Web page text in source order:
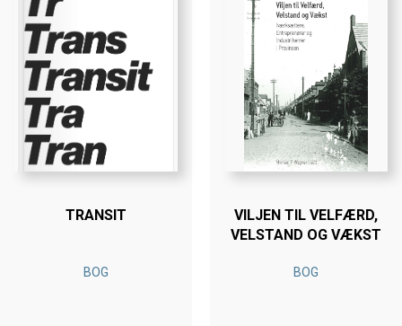
TRANSIT
BOG
VILJEN TIL VELFÆRD,
VELSTAND OG VÆKST
BOG